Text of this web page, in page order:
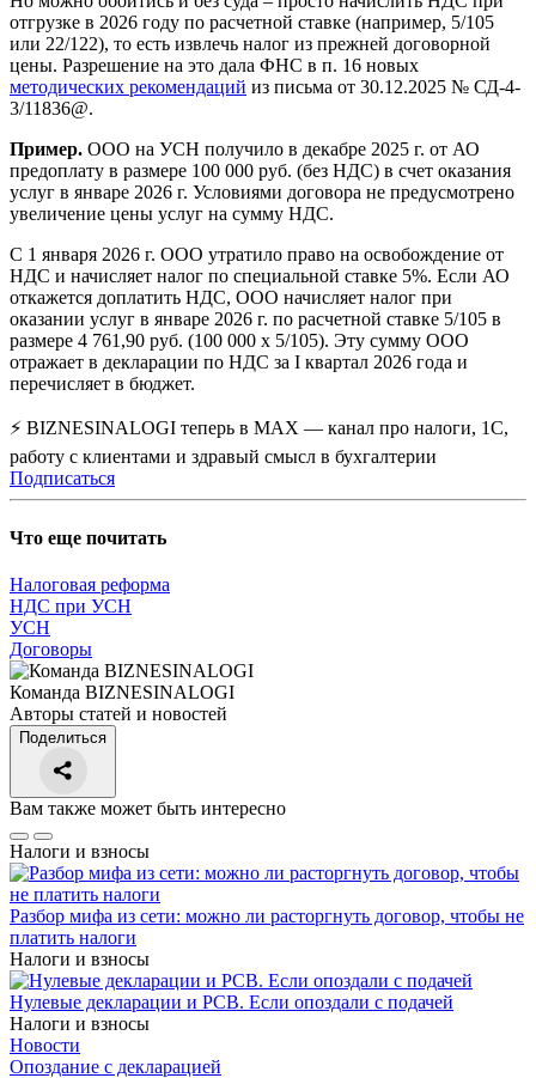
отгрузке в 2026 году по расчетной ставке (например, 5/105
или 22/122), то есть извлечь налог из прежней договорной
цены. Разрешение на это дала ФНС в п. 16 новых
методических рекомендаций из письма от 30.12.2025 № СД-4-
3/11836@.
Пример. ООО на УСН получило в декабре 2025 г. от АО
предоплату в размере 100 000 руб. (без НДС) в счет оказания
услуг в январе 2026 г. Условиями договора не предусмотрено
увеличение цены услуг на сумму НДС.
С 1 января 2026 г. ООО утратило право на освобождение от
НДС и начисляет налог по специальной ставке 5%. Если АО
откажется доплатить НДС, ООО начисляет налог при
оказании услуг в январе 2026 г. по расчетной ставке 5/105 в
размере 4 761,90 руб. (100 000 х 5/105). Эту сумму ООО
отражает в декларации по НДС за I квартал 2026 года и
перечисляет в бюджет.
⚡ BIZNESINALOGI теперь в MAX — канал про налоги, 1С,
работу с клиентами и здравый смысл в бухгалтерии
Подписаться
Что еще почитать
Налоговая реформа
НДС при УСН
УСН
Договоры
Команда BIZNESINALOGI
Авторы статей и новостей
Поделиться
Вам также может быть интересно
Налоги и взносы
Разбор мифа из сети: можно ли расторгнуть договор, чтобы не
платить налоги
Налоги и взносы
Нулевые декларации и РСВ. Если опоздали с подачей
Налоги и взносы
Новости
Опоздание с декларацией